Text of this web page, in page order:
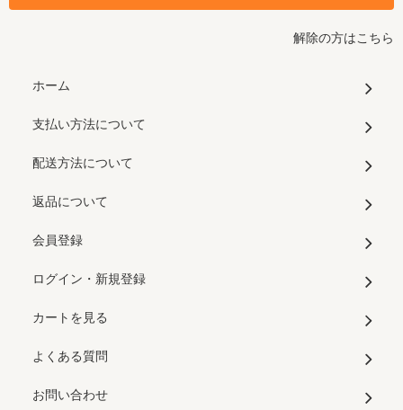
解除の方はこちら
ホーム
支払い方法について
配送方法について
返品について
会員登録
ログイン・新規登録
カートを見る
よくある質問
お問い合わせ